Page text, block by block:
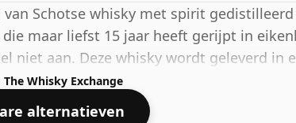
Schotse whisky met spirit
maar liefst 15 jaar heeft gerijpt in
niet aan. Deze whisky wordt geleverd in
The Whisky Exchange
alternatieven